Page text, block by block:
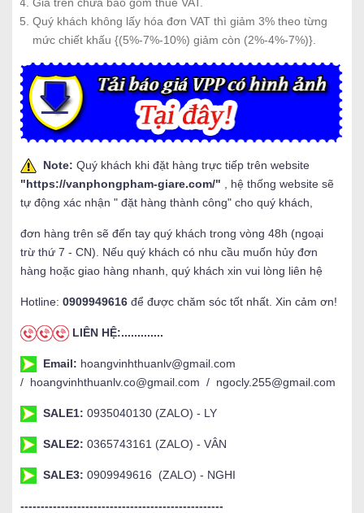
Quý khách không lấy hóa đơn VAT thì giảm 3% theo từng
mức chiết khấu {(5%-7%-10%) giảm còn (2%-4%-7%)}.
Note: Quý khách khi đặt hàng trực tiếp trên website
"https://vanphongpham-giare.com/"
, hệ thống website sẽ
tự động xác nhận " đặt hàng thành công" cho quý khách,
đơn hàng trên sẽ đến tay quý khách trong vòng 48h (ngoại
trừ thứ 7 - CN). Nếu quý khách có nhu cầu muốn hủy đơn
hàng hoặc giao hàng nhanh, quý khách xin vui lòng liên hệ
Hotline: 0909949616 để được chăm sóc tốt nhất. Xin cảm ơn!
LIÊN HỆ:.............
Email: hoangvinhthuanlv@gmail.com
/ hoangvinhthuanlv.co@gmail.com / ngocly.255@gmail.com
SALE1: 0935040130 (ZALO) - LY
SALE2: 0365743161 (ZALO) - VÂN
SALE3: 0909949616 (ZALO) - NGHI
--------------------------------------------------